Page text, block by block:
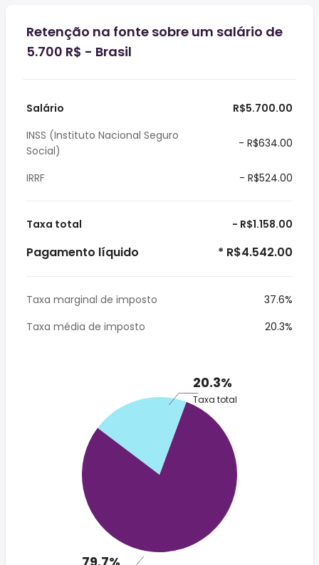
Retenção na fonte sobre um salário de
5.700 R$ - Brasil
Salário
R$5.700.00
INSS (Instituto Nacional Seguro
Social)
- R$634.00
IRRF - R$524.00
Taxa total - R$1.158.00
Pagamento líquido * R$4.542.00
Taxa marginal de imposto
37.6%
Taxa média de imposto
20.3%
20.3%
Taxa total